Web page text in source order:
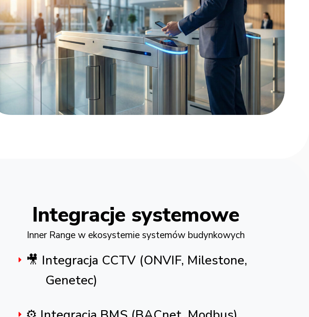
Integracje systemowe
Inner Range w ekosystemie systemów budynkowych
🎥 Integracja CCTV (ONVIF, Milestone,
Genetec)
Natywna integracja z systemami CCTV:Milestone